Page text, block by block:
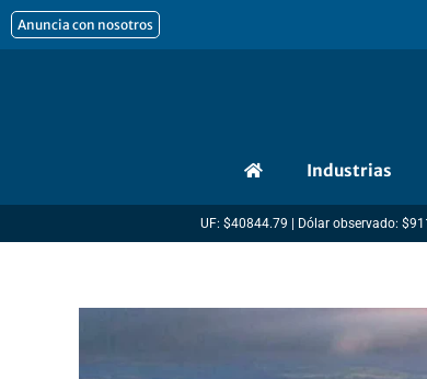
al
Anuncia con nosotros
Industrias
UF: $40844.79 | Dólar observado: